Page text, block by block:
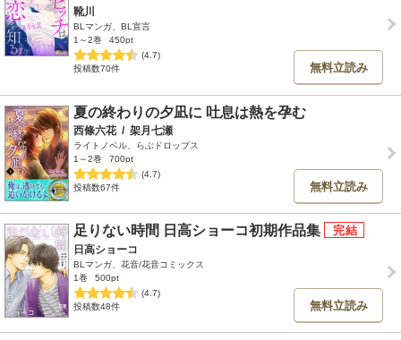
靴川
BLマンガ、BL宣言
1～2巻
450pt
(4.7)
投稿数70件
無料立読み
夏の終わりの夕凪に 吐息は熱を孕む
西條六花 / 架月七瀬
ライトノベル、らぶドロップス
1～2巻
700pt
(4.7)
投稿数67件
無料立読み
足りない時間 日高ショーコ初期作品集
日高ショーコ
BLマンガ、花音/花音コミックス
1巻
500pt
(4.7)
投稿数48件
無料立読み